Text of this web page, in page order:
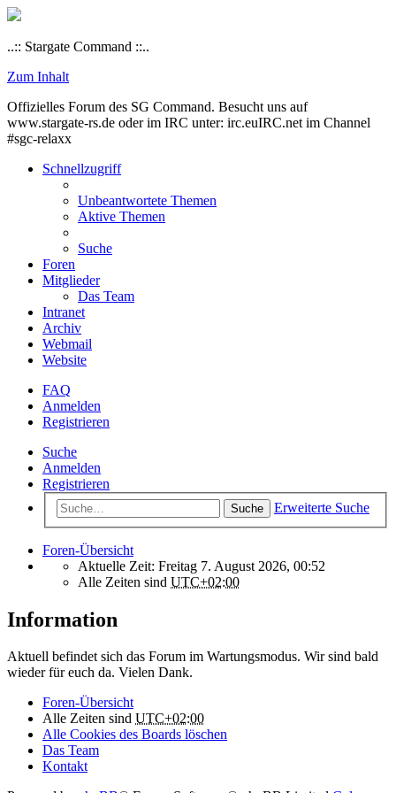
..:: Stargate Command ::..
Zum Inhalt
Offizielles Forum des SG Command. Besucht uns auf
www.stargate-rs.de oder im IRC unter: irc.euIRC.net im Channel
#sgc-relaxx
Schnellzugriff
Unbeantwortete Themen
Aktive Themen
Suche
Foren
Mitglieder
Das Team
Intranet
Archiv
Webmail
Website
FAQ
Anmelden
Registrieren
Suche
Anmelden
Registrieren
Suche Erweiterte Suche
Foren-Übersicht
Aktuelle Zeit: Freitag 7. August 2026, 00:52
Alle Zeiten sind UTC+02:00
Information
Aktuell befindet sich das Forum im Wartungsmodus. Wir sind bald
wieder für euch da. Vielen Dank.
Foren-Übersicht
Alle Zeiten sind UTC+02:00
Alle Cookies des Boards löschen
Das Team
Kontakt